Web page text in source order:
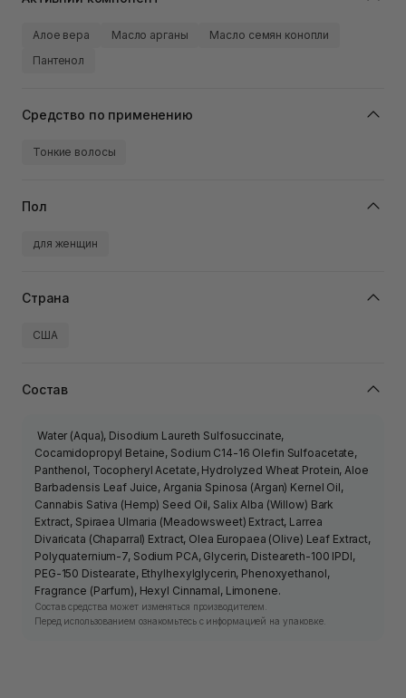
Алое вера Масло арганы
Масло семян конопли
Пантенол
Средство по применению
Тонкие волосы
Пол
для женщин
Страна
США
Состав
Water (Aqua), Disodium Laureth Sulfosuccinate,
Cocamidopropyl Betaine, Sodium C14-16 Olefin Sulfoacetate,
Panthenol, Tocopheryl Acetate, Hydrolyzed Wheat Protein, Aloe
Barbadensis Leaf Juice, Argania Spinosa (Argan) Kernel Oil,
Cannabis Sativa (Hemp) Seed Oil, Salix Alba (Willow) Bark
Extract, Spiraea Ulmaria (Meadowsweet) Extract, Larrea
Divaricata (Chaparral) Extract, Olea Europaea (Olive) Leaf Extract,
Polyquaternium-7, Sodium PCA, Glycerin, Disteareth-100 IPDI,
PEG-150 Distearate, Ethylhexylglycerin, Phenoxyethanol,
Fragrance (Parfum), Hexyl Cinnamal, Limonene.
Состав средства может изменяться производителем.
Перед использованием ознакомьтесь с информацией на упаковке.